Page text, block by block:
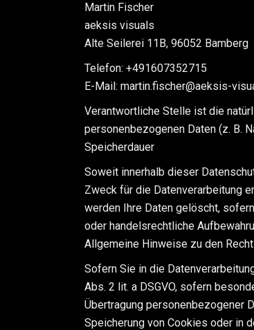
Martin Fischer
aeksis visuals
Alte Seilerei 11B, 96052 Bamberg
Telefon: +491607352715
E-Mail: martin.fischer@aeksis-
Verantwortliche Stelle ist die
personenbezogenen Daten (z. B.
Speicherdauer
Soweit innerhalb dieser
Zweck für die Datenverarbeitung
werden Ihre Daten gelöscht,
oder handelsrechtliche
Allgemeine Hinweise zu den
Sofern Sie in die
Abs. 2 lit. a DSGVO, sofern
Übertragung personenbezogener
Speicherung von Cookies oder in